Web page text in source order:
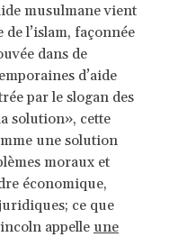
musulmane vient
l’islam, façonnée
dans de
d’aide
par le slogan des
solution», cette
une solution
moraux et
économique,
ce que
appelle une